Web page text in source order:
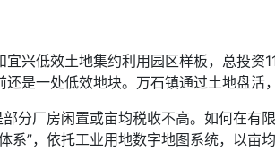
低效土地集约利用园区样板，总投资
是一处低效地块。万石镇通过土地盘活
厂房闲置或亩均税收不高。如何在有
系”，依托工业用地数字地图系统，以